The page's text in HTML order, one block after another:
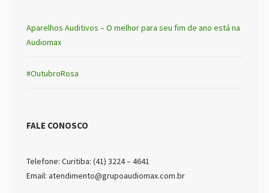
Aparelhos Auditivos – O melhor para seu fim de ano está na
Audiomax
#OutubroRosa
FALE CONOSCO
Telefone: Curitiba: (41) 3224 – 4641
Email: atendimento@grupoaudiomax.com.br